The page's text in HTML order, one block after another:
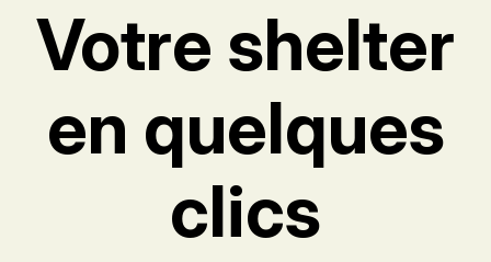
Votre shelter
en quelques
clics